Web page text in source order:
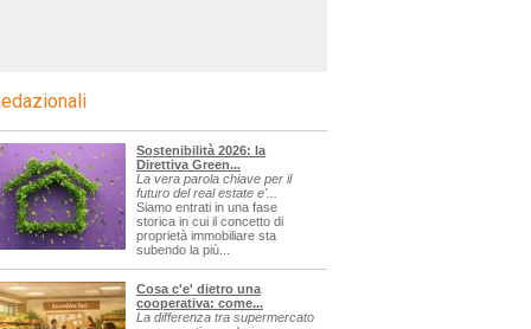
Sostenibilità 2026: la
Direttiva Green...
La vera parola chiave per il
futuro del real estate e'...
Siamo entrati in una fase
storica in cui il concetto di
proprietà immobiliare sta
subendo la più...
Cosa c'e' dietro una
cooperativa: come...
La differenza tra supermercato